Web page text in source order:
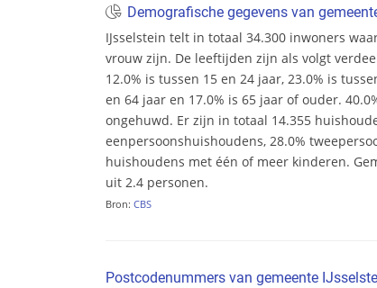
Demografische gegevens van
IJsselstein telt in totaal 34.300 inwoners
vrouw zijn. De leeftijden zijn als volgt
12.0% is tussen 15 en 24 jaar, 23.0% is
en 64 jaar en 17.0% is 65 jaar of ouder.
ongehuwd. Er zijn in totaal 14.355
eenpersoonshuishoudens, 28.0%
huishoudens met één of meer kinderen.
uit 2.4 personen.
Bron: CBS
Postcodenummers van gemeente